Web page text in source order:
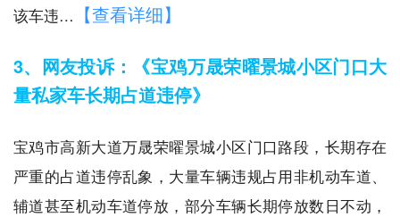
该车违… 【查看详细】
3、网友投诉：《宝鸡万晟荣曜景城小区门口大
量私家车长期占道违停》
宝鸡市高新大道万晟荣曜景城小区门口路段，长期存在
严重的占道违停乱象，大量车辆违规占用非机动车道、
辅道甚至机动车道停放，部分车辆长期停放数日不动，